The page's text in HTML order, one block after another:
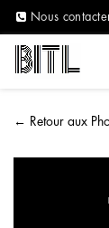
Nous
← Retour aux